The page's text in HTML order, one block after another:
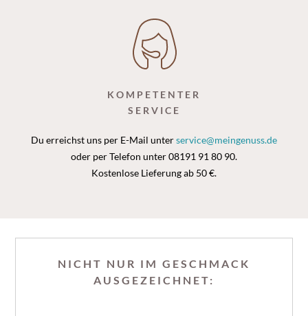
KOMPETENTER
SERVICE
Du erreichst uns per E-Mail unterservice@meingenuss.de
oder per Telefon unter 08191 91 80 90.
Kostenlose Lieferung ab 50 €.
NICHT NUR IM GESCHMACK
AUSGEZEICHNET: